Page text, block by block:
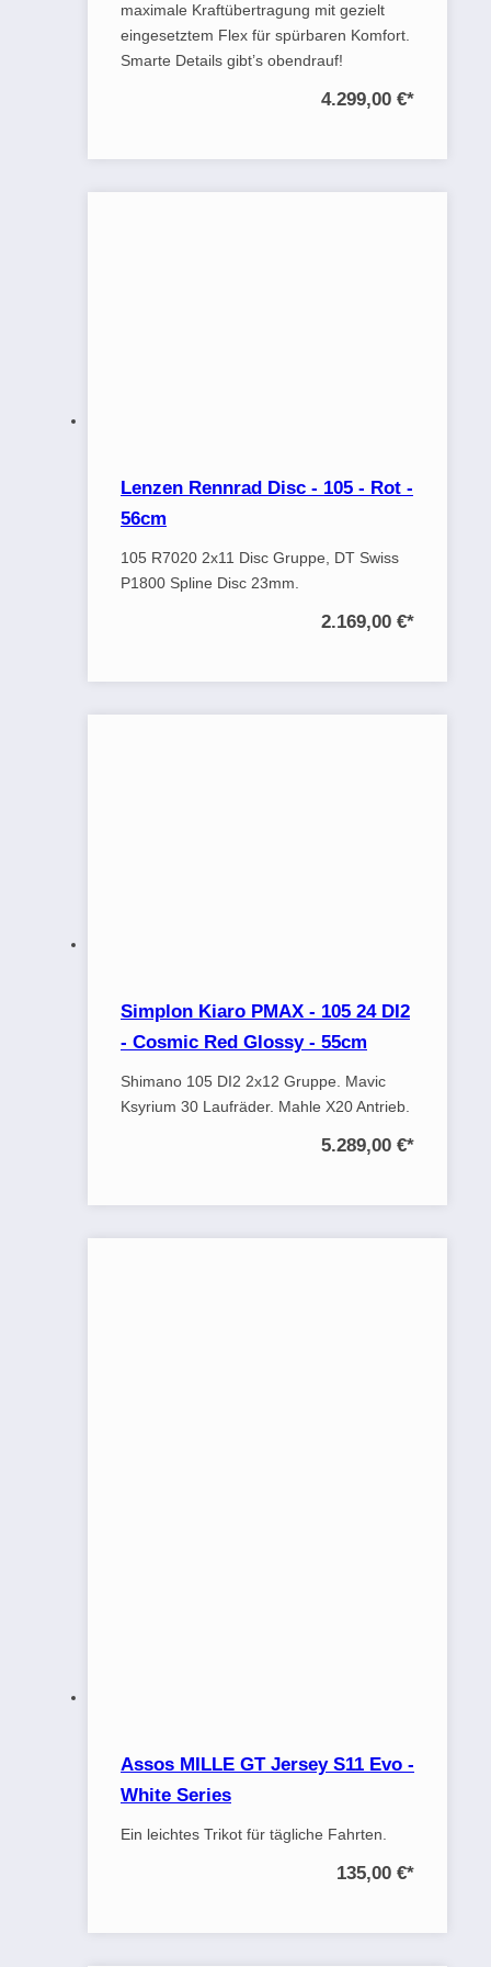
maximale Kraftübertragung mit gezielt
eingesetztem Flex für spürbaren Komfort.
Smarte Details gibt’s obendrauf!
4.299,00 €*
Lenzen Rennrad Disc - 105 - Rot -
56cm
105 R7020 2x11 Disc Gruppe, DT Swiss
P1800 Spline Disc 23mm.
2.169,00 €*
Simplon Kiaro PMAX - 105 24 DI2
- Cosmic Red Glossy - 55cm
Shimano 105 DI2 2x12 Gruppe. Mavic
Ksyrium 30 Laufräder. Mahle X20 Antrieb.
5.289,00 €*
Assos MILLE GT Jersey S11 Evo -
White Series
Ein leichtes Trikot für tägliche Fahrten.
135,00 €*